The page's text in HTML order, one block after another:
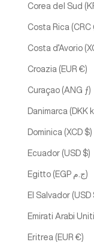
Corea del Sud
Costa Rica (CRC
Costa d’Avorio
Croazia (EUR €)
Curaçao (ANG ƒ)
Danimarca (DKK
Dominica (XCD $)
Ecuador (USD $)
Egitto (EGP ج.م)
El Salvador (USD
Eritrea (EUR €)